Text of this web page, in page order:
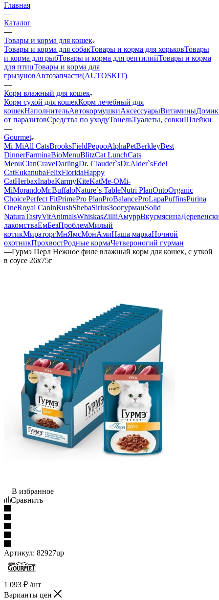
Главная
—
Каталог
—
Товары и корма для кошек
Товары и корма для собакТовары и корма для хорьковТовары
и корма для рыбТовары и корма для рептилийТовары и корма
для птицТовары и корма для
грызуновАвтозапчасти(AUTOSKIT)
—
Корм влажный для кошек
Корм сухой для кошекКорм лечебный для
кошекНаполнительАвтокормушкиАксессуарыВитамины
от паразитовСредства по уходуТонельТуалеты, совкиШлейки
—
Gourmet
Mi-МiAll CatsBrooksFieldPeppoAlphaPetBerkleyBest
DinnerFarminaBioMenuBlitzCat LunchCats
MenuClanCraveDarlingDr. Clauder`sDr.Alder`sEdel
CatEukanubaFelixFloridaHappy
CatHerbaxInabaKarmyKiteKatMe-OMi-
МiMorandoMr.BuffaloNature`s TableNutri PlanOntoOrganic
СhoicePerfect FitPrimePro PlanProBalanceProLapaPuffinsPurina
OneRoyal CaninRushShebaSiriusЗоогурманSolid
NaturaTastyVitAnimalsWhiskasZilliiАмуррВкусмясина
лакомстваЕмБезПроблемМилый
котикМираторгМнЯмсМонАмиНаша маркаНочной
охотникПрохвостРодные кормаЧетвероногий гурман
—Гурмэ Перл Нежное филе влажный корм для кошек, с уткой
в соусе 26х75г
В избранное
Сравнить
Артикул: 82927up
1 093 ₽ /шт
Варианты цен